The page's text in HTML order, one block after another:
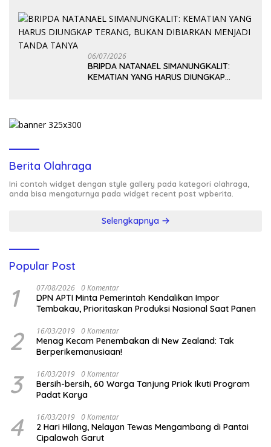
06/07/2026
BRIPDA NATANAEL SIMANUNGKALIT:
KEMATIAN YANG HARUS DIUNGKAP
Berita Olahraga
Ini contoh widget dengan style gallery pada kategori olahraga,
anda bisa mengaturnya pada widget recent post wpberita.
Selengkapnya
Popular Post
1 07/08/2026 0 Komentar
DPN APTI Minta Pemerintah Kendalikan Impor
Tembakau, Prioritaskan Produksi Nasional Saat Panen
2 16/03/2019 0 Komentar
Menag Kecam Penembakan di New Zealand: Tak
Berperikemanusiaan!
3 16/03/2019 0 Komentar
Bersih-bersih, 60 Warga Tanjung Priok Ikuti Program
Padat Karya
4 16/03/2019 0 Komentar
2 Hari Hilang, Nelayan Tewas Mengambang di Pantai
Cipalawah Garut